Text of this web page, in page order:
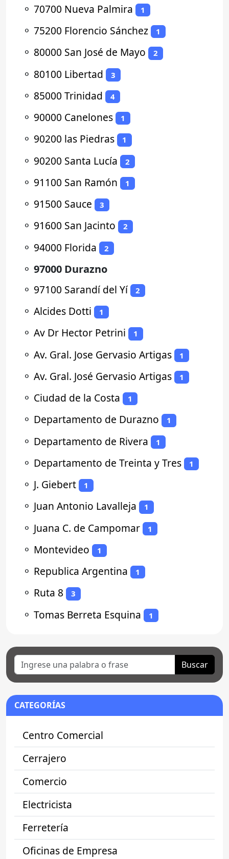
⚬ 70700 Nueva Palmira 1
⚬ 75200 Florencio Sánchez 1
⚬ 80000 San José de Mayo 2
⚬ 80100 Libertad 3
⚬ 85000 Trinidad 4
⚬ 90000 Canelones 1
⚬ 90200 las Piedras 1
⚬ 90200 Santa Lucía 2
⚬ 91100 San Ramón 1
⚬ 91500 Sauce 3
⚬ 91600 San Jacinto 2
⚬ 94000 Florida 2
⚬ 97000 Durazno
⚬ 97100 Sarandí del Yí 2
⚬ Alcides Dotti 1
⚬ Av Dr Hector Petrini 1
⚬ Av. Gral. Jose Gervasio Artigas 1
⚬ Av. Gral. José Gervasio Artigas 1
⚬ Ciudad de la Costa 1
⚬ Departamento de Durazno 1
⚬ Departamento de Rivera 1
⚬ Departamento de Treinta y Tres 1
⚬ J. Giebert 1
⚬ Juan Antonio Lavalleja 1
⚬ Juana C. de Campomar 1
⚬ Montevideo 1
⚬ Republica Argentina 1
⚬ Ruta 8 3
⚬ Tomas Berreta Esquina 1
Buscar
CATEGORÍAS
Centro Comercial
Cerrajero
Comercio
Electricista
Ferretería
Oficinas de Empresa